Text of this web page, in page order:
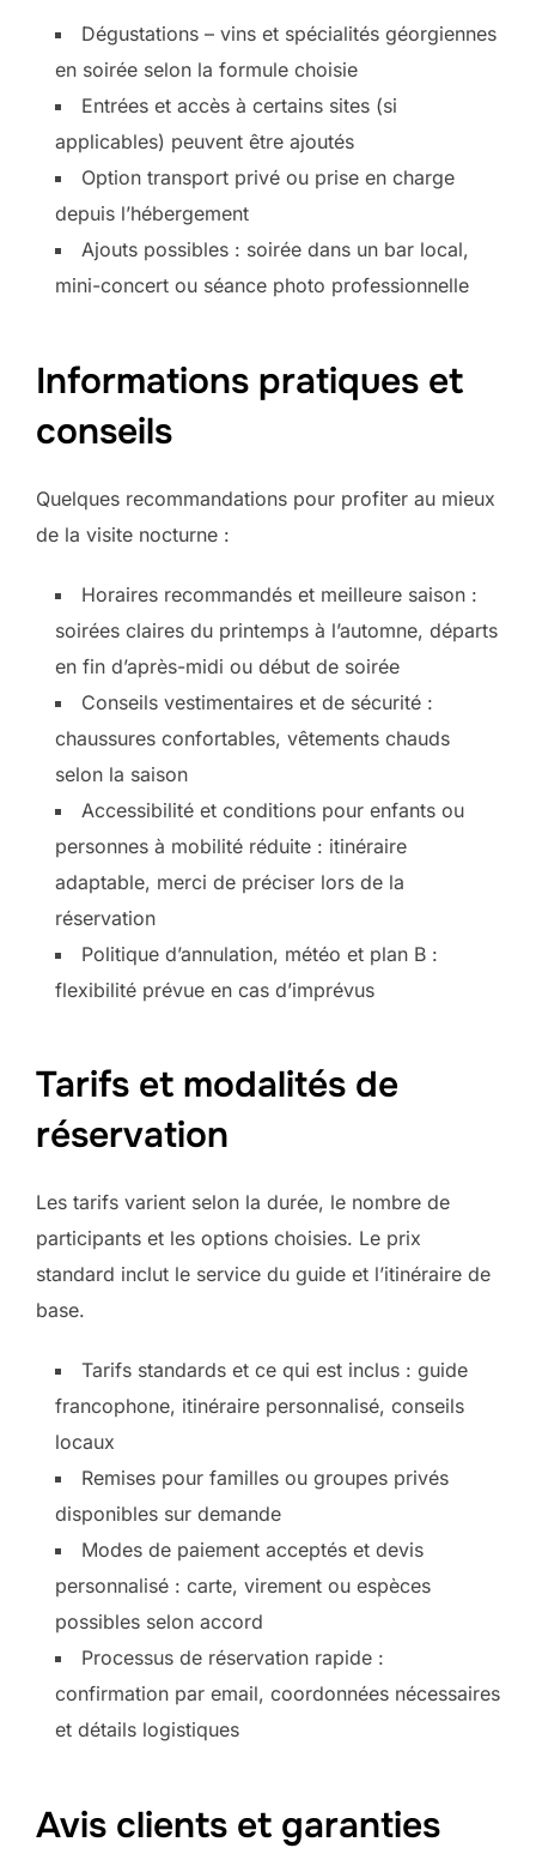
Dégustations – vins et spécialités géorgiennes
en soirée selon la formule choisie
Entrées et accès à certains sites (si
applicables) peuvent être ajoutés
Option transport privé ou prise en charge
depuis l’hébergement
Ajouts possibles : soirée dans un bar local,
mini-concert ou séance photo professionnelle
Informations pratiques et
conseils
Quelques recommandations pour profiter au mieux
de la visite nocturne :
Horaires recommandés et meilleure saison :
soirées claires du printemps à l’automne, départs
en fin d’après-midi ou début de soirée
Conseils vestimentaires et de sécurité :
chaussures confortables, vêtements chauds
selon la saison
Accessibilité et conditions pour enfants ou
personnes à mobilité réduite : itinéraire
adaptable, merci de préciser lors de la
réservation
Politique d’annulation, météo et plan B :
flexibilité prévue en cas d’imprévus
Tarifs et modalités de
réservation
Les tarifs varient selon la durée, le nombre de
participants et les options choisies. Le prix
standard inclut le service du guide et l’itinéraire de
base.
Tarifs standards et ce qui est inclus : guide
francophone, itinéraire personnalisé, conseils
locaux
Remises pour familles ou groupes privés
disponibles sur demande
Modes de paiement acceptés et devis
personnalisé : carte, virement ou espèces
possibles selon accord
Processus de réservation rapide :
confirmation par email, coordonnées nécessaires
et détails logistiques
Avis clients et garanties